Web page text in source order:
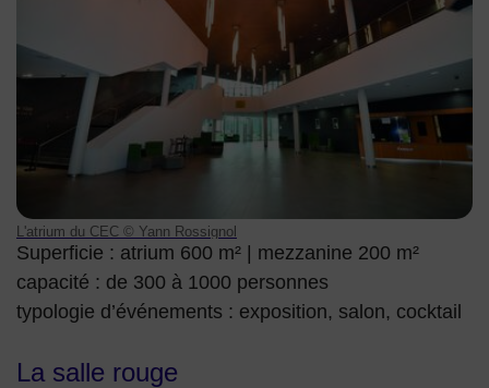
L'atrium du CEC © Yann Rossignol
Superficie : atrium 600 m² | mezzanine 200 m²
capacité : de 300 à 1000 personnes
typologie d’événements : exposition, salon, cocktail
La salle rouge